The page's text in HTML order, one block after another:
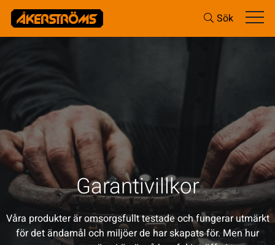
Sök
Garantivillkor
Våra produkter är omsorgsfullt testade och fungerar utmärkt
för det ändamål och miljöer de har skapats för. Men hur